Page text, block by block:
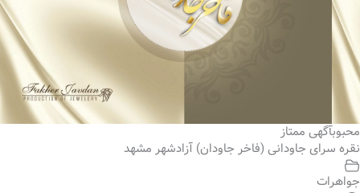
محبوبآگهی ممتاز
نقره سرای جاودانی (فاخر جاودان) آزادشهر مشهد
جواهرات